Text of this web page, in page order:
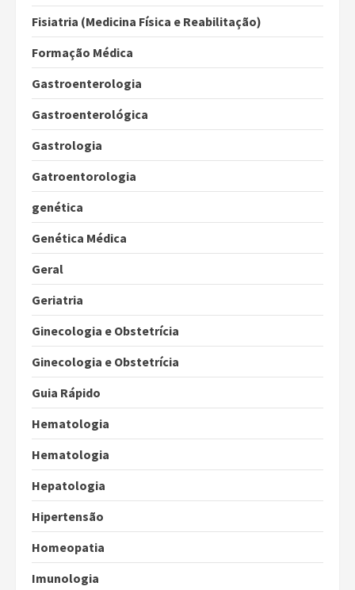
Fisiatria (Medicina Física e Reabilitação)
Formação Médica
Gastroenterologia
Gastroenterológica
Gastrologia
Gatroentorologia
genética
Genética Médica
Geral
Geriatria
Ginecologia e Obstetrícia
Ginecologia e Obstetrícia
Guia Rápido
Hematologia
Hematologia
Hepatologia
Hipertensão
Homeopatia
Imunologia